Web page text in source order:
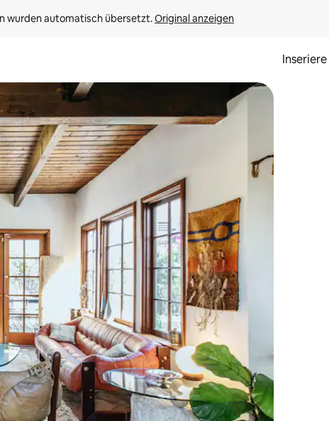
wurden automatisch übersetzt. Original anzeigen
und unten oder erkunde die Ergebnisse durch Berühren oder